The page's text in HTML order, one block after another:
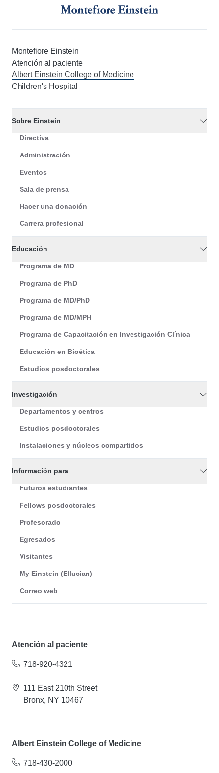
Montefiore Einstein
Atención al paciente
Albert Einstein College of Medicine
Children's Hospital
Sobre Einstein
Directiva
Administración
Eventos
Sala de prensa
Hacer una donación
Carrera profesional
Educación
Programa de MD
Programa de PhD
Programa de MD/PhD
Programa de MD/MPH
Programa de Capacitación en Investigación Clínica
Educación en Bioética
Estudios posdoctorales
Investigación
Departamentos y centros
Estudios posdoctorales
Instalaciones y núcleos compartidos
Información para
Futuros estudiantes
Fellows posdoctorales
Profesorado
Egresados
Visitantes
My Einstein (Ellucian)
Correo web
Atención al paciente
718-920-4321
111 East 210th Street
Bronx, NY 10467
Albert Einstein College of Medicine
718-430-2000